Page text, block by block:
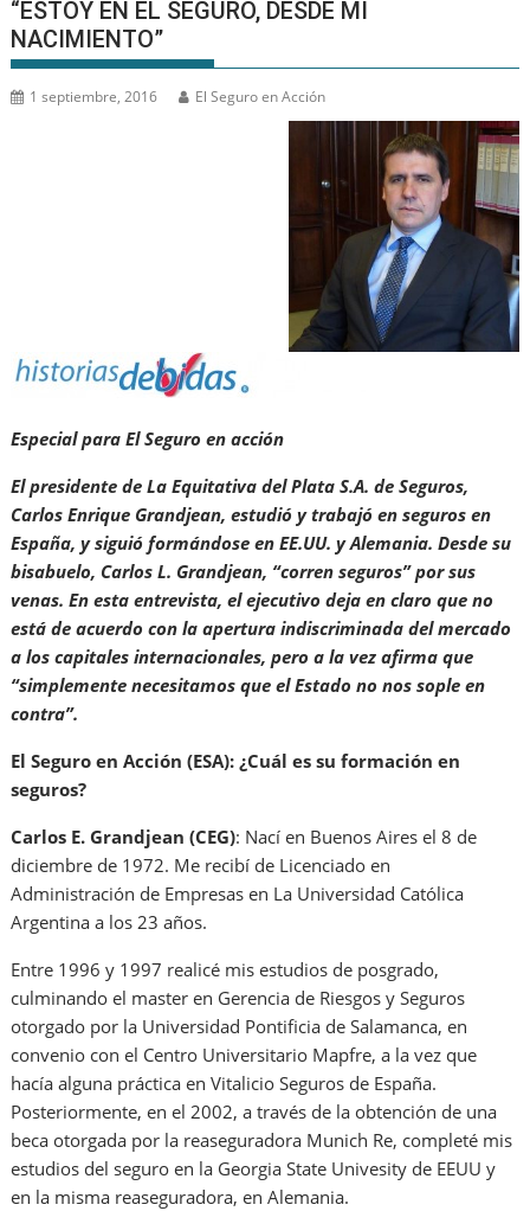
“ESTOY EN EL SEGURO, DESDE MI
NACIMIENTO”
1 septiembre, 2016 El Seguro en Acción
Especial para El Seguro en acción
El presidente de La Equitativa del Plata S.A. de Seguros,
Carlos Enrique Grandjean, estudió y trabajó en seguros en
España, y siguió formándose en EE.UU. y Alemania. Desde su
bisabuelo, Carlos L. Grandjean, “corren seguros” por sus
venas. En esta entrevista, el ejecutivo deja en claro que no
está de acuerdo con la apertura indiscriminada del mercado
a los capitales internacionales, pero a la vez afirma que
“simplemente necesitamos que el Estado no nos sople en
contra”.
El Seguro en Acción (ESA): ¿Cuál es su formación en
seguros?
Carlos E. Grandjean (CEG): Nací en Buenos Aires el 8 de
diciembre de 1972. Me recibí de Licenciado en
Administración de Empresas en La Universidad Católica
Argentina a los 23 años.
Entre 1996 y 1997 realicé mis estudios de posgrado,
culminando el master en Gerencia de Riesgos y Seguros
otorgado por la Universidad Pontificia de Salamanca, en
convenio con el Centro Universitario Mapfre, a la vez que
hacía alguna práctica en Vitalicio Seguros de España.
Posteriormente, en el 2002, a través de la obtención de una
beca otorgada por la reaseguradora Munich Re, completé mis
estudios del seguro en la Georgia State Univesity de EEUU y
en la misma reaseguradora, en Alemania.